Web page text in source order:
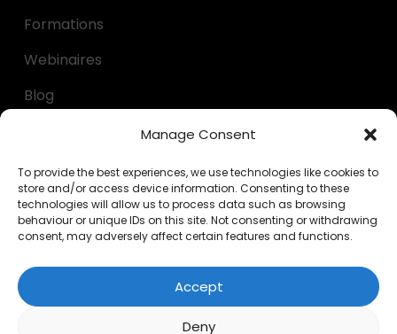
Manage Consent
To provide the best experiences, we use technologies like cookies to
store and/or access device information. Consenting to these
technologies will allow us to process data such as browsing
behaviour or unique IDs on this site. Not consenting or withdrawing
consent, may adversely affect certain features and functions.
Accept
Deny
Formations
Webinaires
Blog
Kit de décaissement
Questionnaires
Calculateurs
FAQ
JURIDIQUE